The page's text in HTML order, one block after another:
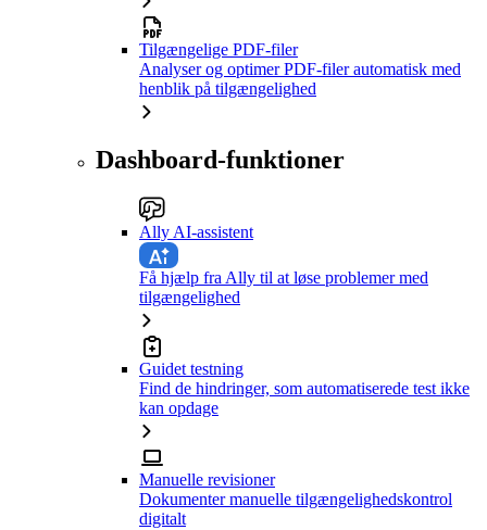
Tilgængelige PDF-filer
Analyser og optimer PDF-filer automatisk med
henblik på tilgængelighed
Dashboard-funktioner
Ally AI-assistent
Få hjælp fra Ally til at løse problemer med
tilgængelighed
Guidet testning
Find de hindringer, som automatiserede test ikke
kan opdage
Manuelle revisioner
Dokumenter manuelle tilgængelighedskontrol
digitalt